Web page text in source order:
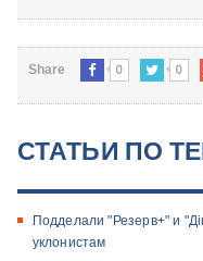
Share 0 0
СТАТЬИ ПО
Подделали "Резерв+" и
уклонистам